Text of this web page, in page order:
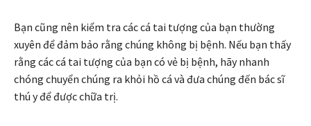
Bạn cũng nên kiểm tra các cá tai tượng của bạn thường
xuyên để đảm bảo rằng chúng không bị bệnh. Nếu bạn thấy
rằng các cá tai tượng của bạn có vẻ bị bệnh, hãy nhanh
chóng chuyển chúng ra khỏi hồ cá và đưa chúng đến bác sĩ
thú y để được chữa trị.